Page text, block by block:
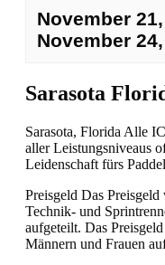
November
November
Sarasota
Sarasota, Florida Alle
aller Leistungsniveaus
Leidenschaft fürs
Preisgeld Das
Technik- und
aufgeteilt. Das
Männern und Frauen